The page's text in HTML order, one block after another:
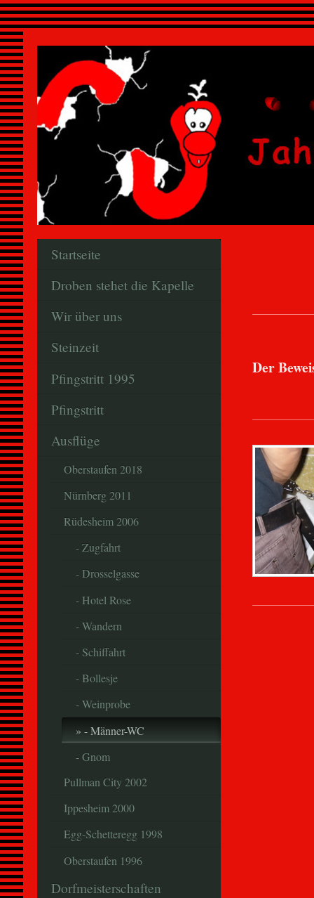
Der
Startseite
Droben stehet die Kapelle
Wir über uns
Steinzeit
Pfingstritt 1995
Pfingstritt
Ausflüge
Oberstaufen 2018
Nürnberg 2011
Rüdesheim 2006
- Zugfahrt
- Drosselgasse
- Hotel Rose
- Wandern
- Schiffahrt
- Bollesje
- Weinprobe
- Männer-WC
- Gnom
Pullman City 2002
Ippesheim 2000
Egg-Schetteregg 1998
Oberstaufen 1996
Dorfmeisterschaften